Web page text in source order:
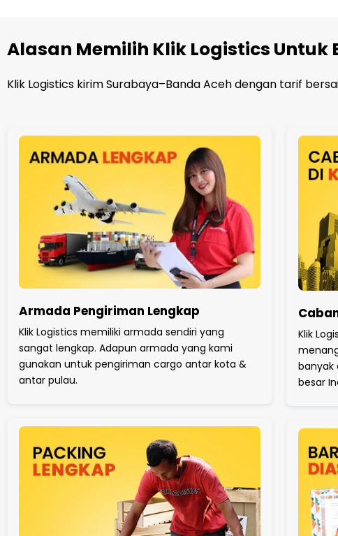
Alasan Memilih Klik Logistics Untuk
Klik Logistics kirim Surabaya–Banda Aceh dengan tarif
Armada Pengiriman Lengkap
Klik Logistics memiliki armada sendiri yang
sangat lengkap. Adapun armada yang kami
gunakan untuk pengiriman cargo antar kota &
antar pulau.
Klik
banyak
besar